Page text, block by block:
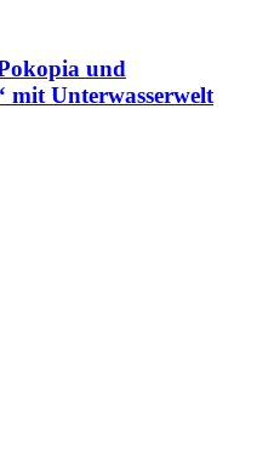
und
mit Unterwasserwelt